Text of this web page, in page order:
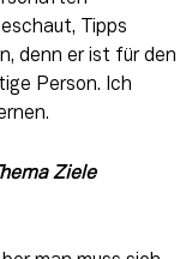
Tipps
denn er ist für den
Person. Ich
Ziele